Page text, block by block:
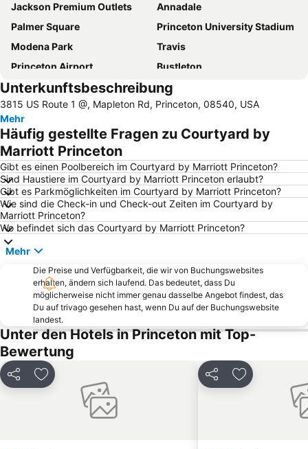
Jackson Premium Outlets
Annadale
Palmer Square
Princeton University Stadium
Modena Park
Travis
Princeton Airport
Bustleton
Bulls Heads
Unterkunftsbeschreibung
3815 US Route 1 @, Mapleton Rd, Princeton, 08540, USA
Mehr
Häufig gestellte Fragen zu Courtyard by
Marriott Princeton
Gibt es einen Poolbereich im Courtyard by Marriott Princeton?
Sind Haustiere im Courtyard by Marriott Princeton erlaubt?
Gibt es Parkmöglichkeiten im Courtyard by Marriott Princeton?
Wie sind die Check-in und Check-out Zeiten im Courtyard by
Marriott Princeton?
Wo befindet sich das Courtyard by Marriott Princeton?
Mehr
Die Preise und Verfügbarkeit, die wir von Buchungswebsites
erhalten, ändern sich laufend. Das bedeutet, dass Du
möglicherweise nicht immer genau dasselbe Angebot findest, das
Du auf trivago gesehen hast, wenn Du auf der Buchungswebsite
landest.
Unter den Hotels in Princeton mit Top-
Bewertung
Teilen Zu Favoriten hinzufügen Teilen Zu Favoriten